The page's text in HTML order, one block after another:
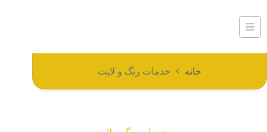
خانه خدمات رنگ و لایت